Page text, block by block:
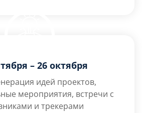
– 26 октября
идей проектов,
мероприятия, встречи с
и трекерами